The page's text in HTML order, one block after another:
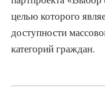
целью которого
доступности
категорий граждан.